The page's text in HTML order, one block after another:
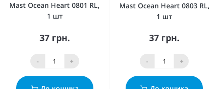
Mast Ocean Heart 0801 RL,
1 шт
37 грн.
- +
Mast Ocean Heart 0803 RL,
1 шт
37 грн.
- +